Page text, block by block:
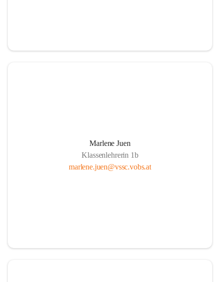
Marlene Juen
Klassenlehrerin 1b
marlene.juen@vssc.vobs.at